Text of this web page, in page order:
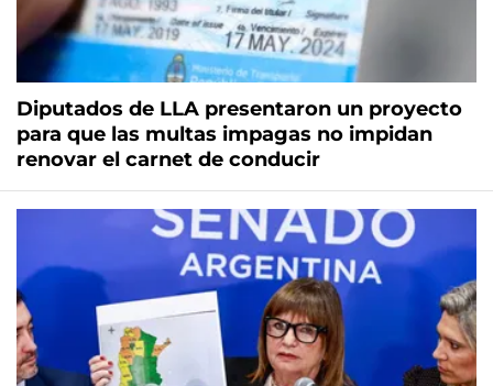
Diputados de LLA presentaron un proyecto
para que las multas impagas no impidan
renovar el carnet de conducir